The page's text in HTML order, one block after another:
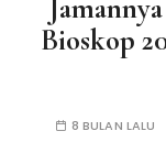
Bioskop
8 BULAN LALU